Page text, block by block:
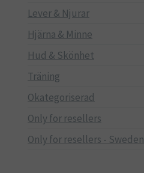
Lever & Njurar
Hjärna & Minne
Hud & Skönhet
Träning
Okategoriserad
Only for resellers
Only for resellers - Sweden